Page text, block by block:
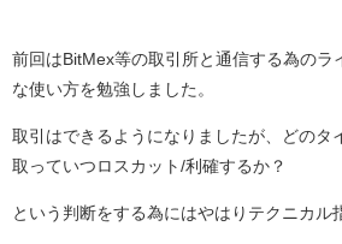
前回はBitMex等の取引所と通信する為のラ
な使い方を勉強しました。
取引はできるようになりましたが、どのタ
取っていつロスカット/利確するか？
という判断をする為にはやはりテクニカル